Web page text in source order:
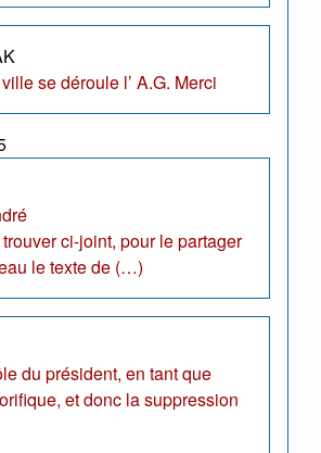
se déroule l’ A.G. Merci
ci-joint, pour le partager
le texte de (…)
du président, en tant que
et donc la suppression